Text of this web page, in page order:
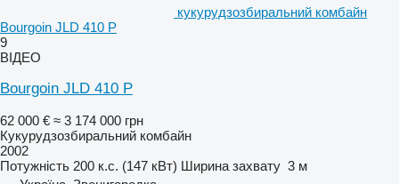
кукурудзозбиральний комбайн
Bourgoin JLD 410 P
9
ВІДЕО
Bourgoin JLD 410 P
62 000 € ≈ 3 174 000 грн
Кукурудзозбиральний комбайн
2002
Потужність 200 к.с. (147 кВт) Ширина захвату 3 м